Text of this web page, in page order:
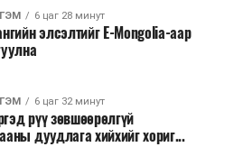
6 цаг 28 минут
элсэлтийг E-Mongolia-аар
6 цаг 32 минут
рүү зөвшөөрөлгүй
дуудлага хийхийг хориг...